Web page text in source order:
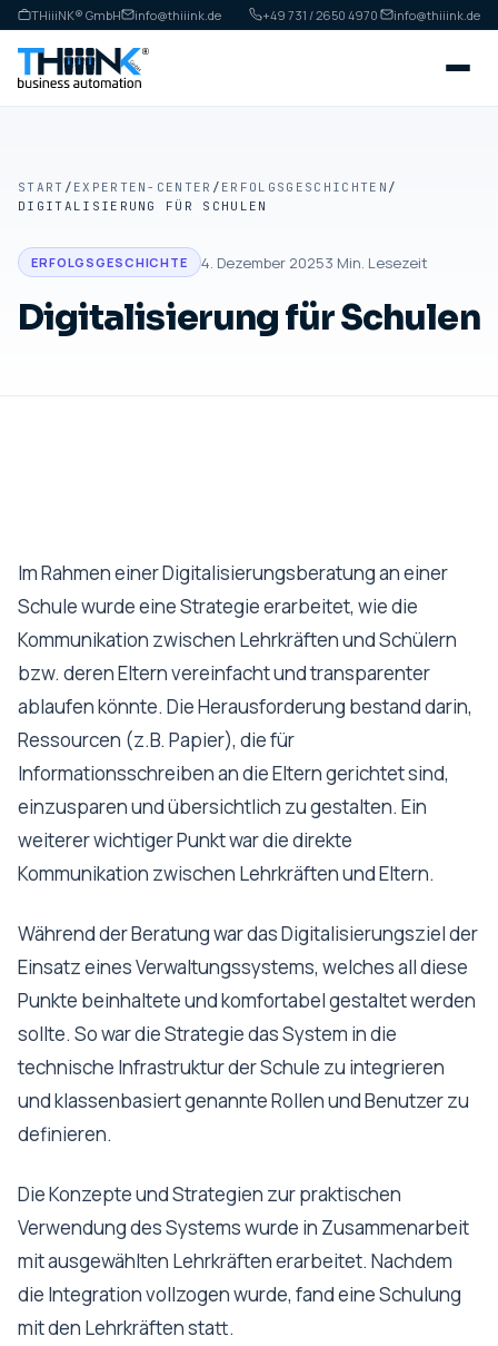
THiiiNK® GmbH info@thiiink.de +49 731 / 2650 4970· info@thiiink.de
START / EXPERTEN-CENTER / ERFOLGSGESCHICHTEN /
DIGITALISIERUNG FÜR SCHULEN
ERFOLGSGESCHICHTE 4. Dezember 20253 Min. Lesezeit
Digitalisierung für Schulen
Im Rahmen einer Digitalisierungsberatung an einer
Schule wurde eine Strategie erarbeitet, wie die
Kommunikation zwischen Lehrkräften und Schülern
bzw. deren Eltern vereinfacht und transparenter
ablaufen könnte. Die Herausforderung bestand darin,
Ressourcen (z.B. Papier), die für
Informationsschreiben an die Eltern gerichtet sind,
einzusparen und übersichtlich zu gestalten. Ein
weiterer wichtiger Punkt war die direkte
Kommunikation zwischen Lehrkräften und Eltern.
Während der Beratung war das Digitalisierungsziel der
Einsatz eines Verwaltungssystems, welches all diese
Punkte beinhaltete und komfortabel gestaltet werden
sollte. So war die Strategie das System in die
technische Infrastruktur der Schule zu integrieren
und klassenbasiert genannte Rollen und Benutzer zu
definieren.
Die Konzepte und Strategien zur praktischen
Verwendung des Systems wurde in Zusammenarbeit
mit ausgewählten Lehrkräften erarbeitet. Nachdem
die Integration vollzogen wurde, fand eine Schulung
mit den Lehrkräften statt.